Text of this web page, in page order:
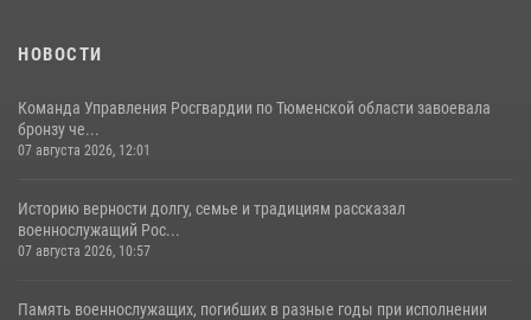
НОВОСТИ
Команда Управления Росгвардии по Тюменской области завоевала
бронзу че...
07 августа 2026, 12:01
Историю верности долгу, семье и традициям рассказал
военнослужащий Рос...
07 августа 2026, 10:57
Память военнослужащих, погибших в разные годы при исполнении